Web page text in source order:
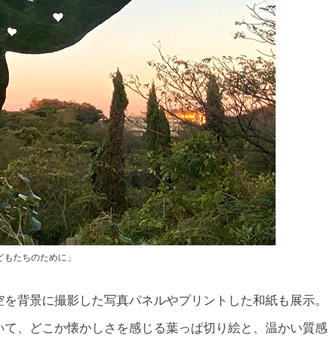
たちのために」
背景に撮影した写真パネルやプリントした和紙も展示。
、どこか懐かしさを感じる葉っぱ切り絵と、温かい質感